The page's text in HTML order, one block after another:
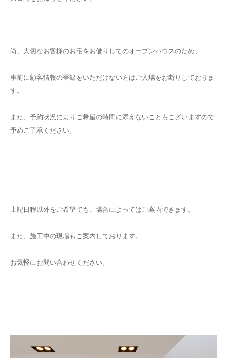
尚、大切なお客様のお宅をお借りしてのオープンハウスのため、
事前に顧客情報の登録をいただけない方はご入場をお断りしておりま
す。
また、予約状況によりご希望の時間に添えないこともございますので
予めご了承ください。
上記日程以外をご希望でも、場合によってはご案内できます。
また、施工中の現場もご案内しております。
お気軽にお問い合わせください。